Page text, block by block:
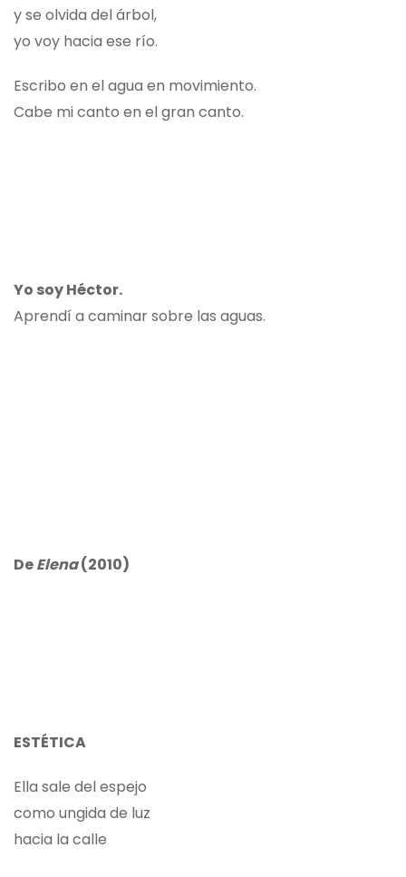
y se olvida del árbol,
yo voy hacia ese río.
Escribo en el agua en movimiento.
Cabe mi canto en el gran canto.
Yo soy Héctor.
Aprendí a caminar sobre las aguas.
DeElena(2010)
ESTÉTICA
Ella sale del espejo
como ungida de luz
hacia la calle